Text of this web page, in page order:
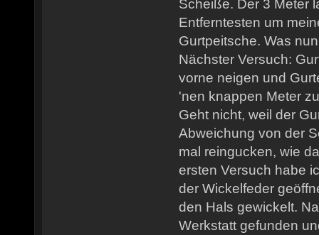
Scheiße. Der 3 Meter
Entferntesten um
Gurtpeitsche. Was
Nächster Versuch:
vorne neigen und
'nen knappen Meter
Geht nicht, weil der
Abweichung von der
mal reingucken, wie
ersten Versuch habe
der Wickelfeder
den Hals gewickelt.
Werkstatt gefunden